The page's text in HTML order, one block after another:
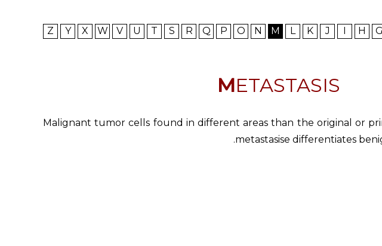
G
H
I
J
K
L
M
N
O
P
Q
R
S
T
U
V
W
X
Y
Z
METASTASIS
Malignant tumor cells found in different areas than the original or
metastasise differentiates